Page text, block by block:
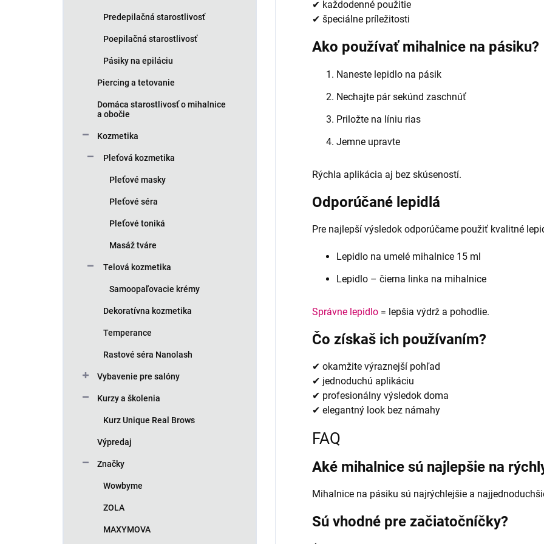
Predepilačná starostlivosť
Poepilačná starostlivosť
Pásiky na epiláciu
Piercing a tetovanie
Domáca starostlivosť o mihalnice
a obočie
Kozmetika
Pleťová kozmetika
Pleťové masky
Pleťové séra
Pleťové toniká
Masáž tváre
Telová kozmetika
Samoopaľovacie krémy
Dekoratívna kozmetika
Temperance
Rastové séra Nanolash
Vybavenie pre salóny
Kurzy a školenia
Kurz Unique Real Brows
Výpredaj
Značky
Wowbyme
ZOLA
MAXYMOVA
✔ každodenné použitie
✔ špeciálne príležitosti
Ako používať mihalnice na pásiku?
Naneste lepidlo na pásik
Nechajte pár sekúnd zaschnúť
Priložte na líniu rias
Jemne upravte
Rýchla aplikácia aj bez skúseností.
Odporúčané lepidlá
Pre najlepší výsledok odporúčame použiť kvalitné
Lepidlo na umelé mihalnice 15 ml
Lepidlo – čierna linka na mihalnice
Správne lepidlo = lepšia výdrž a pohodlie.
Čo získaš ich používaním?
✔ okamžite výraznejší pohľad
✔ jednoduchú aplikáciu
✔ profesionálny výsledok doma
✔ elegantný look bez námahy
FAQ
Aké mihalnice sú najlepšie na
Mihalnice na pásiku sú najrýchlejšie a
Sú vhodné pre začiatočníčky?